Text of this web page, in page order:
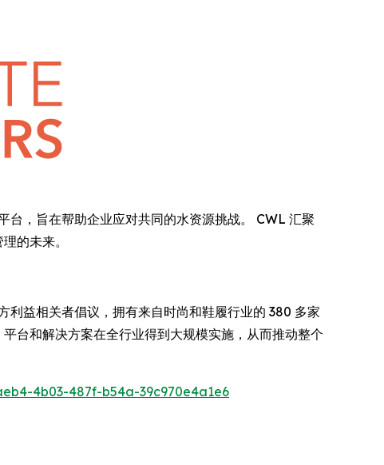
，旨在帮助企业应对共同的水资源挑战。 CWL 汇聚
的未来。
益相关者倡议，拥有来自时尚和鞋履行业的 380 多家
台和解决方案在全行业得到大规模实施，从而推动整个
4b03-487f-b54a-39c970e4a1e6